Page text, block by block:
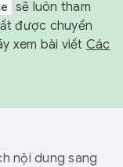
sẽ luôn tham
được chuyển
xem bài viết Các
nội dung sang